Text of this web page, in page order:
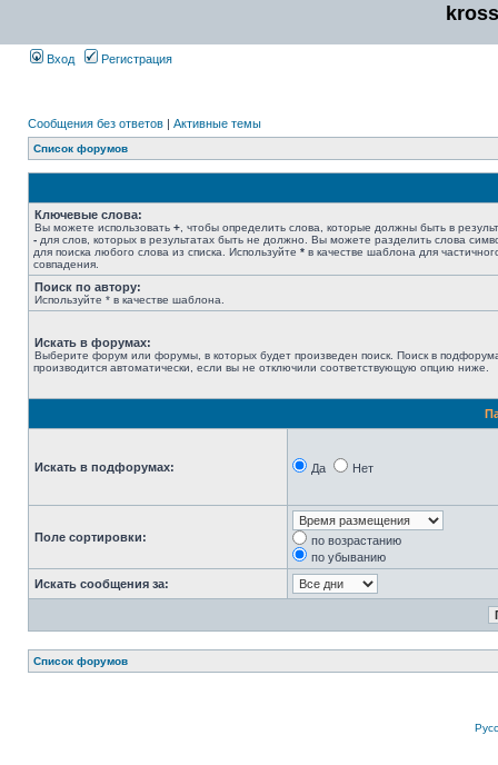
Вход Регистрация
Сообщения без ответов | Активные темы
Список форумов
Ключевые слова:
Вы можете использовать + , чтобы определить слова, которые должны быть в
- для слов, которых в результатах быть не должно. Вы можете разделить слова
для поиска любого слова из списка. Используйте * в качестве шаблона для
совпадения.
Поиск по автору:
Используйте * в качестве шаблона.
Искать в форумах:
Выберите форум или форумы, в которых будет произведен поиск. Поиск в
производится автоматически, если вы не отключили соответствующую опцию ниже.
Искать в подфорумах: Да Нет
Поле сортировки:
по возрастанию
по убыванию
Искать сообщения за:
Список форумов